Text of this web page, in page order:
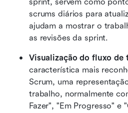
scrums diários para
ajudam a mostrar o
as revisões da sprint.
Visualização do fluxo de
característica mais
Scrum, uma
trabalho, normalmente
Fazer", "Em Progresso" e